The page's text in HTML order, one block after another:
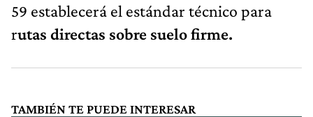
59 establecerá el estándar técnico para
rutas directas sobre suelo firme.
TAMBIÉN TE PUEDE INTERESAR